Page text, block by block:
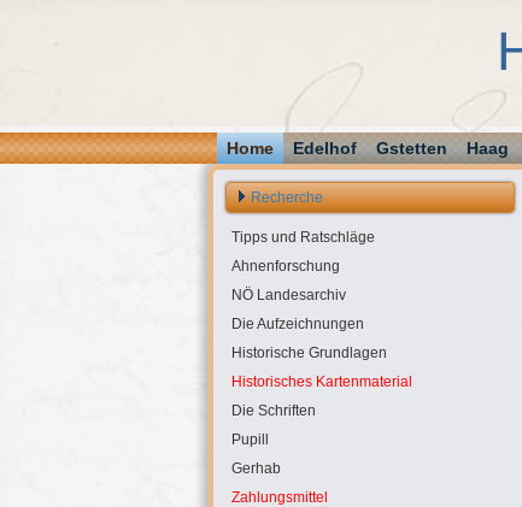
Home Edelhof Gstetten Haag
Recherche
Tipps und Ratschläge
Ahnenforschung
NÖ Landesarchiv
Die Aufzeichnungen
Historische Grundlagen
Historisches Kartenmaterial
Die Schriften
Pupill
Gerhab
Zahlungsmittel